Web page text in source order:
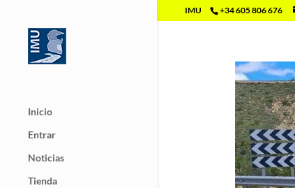
IMU +34 605 806 676
Inicio
Entrar
Noticias
Tienda